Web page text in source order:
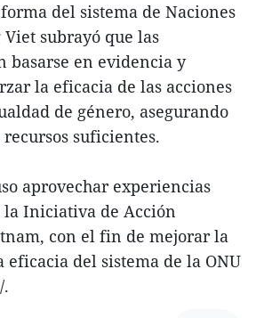
del sistema de Naciones
subrayó que las
basarse en evidencia y
la eficacia de las acciones
de género, asegurando
suficientes.
aprovechar experiencias
Iniciativa de Acción
con el fin de mejorar la
del sistema de la ONU